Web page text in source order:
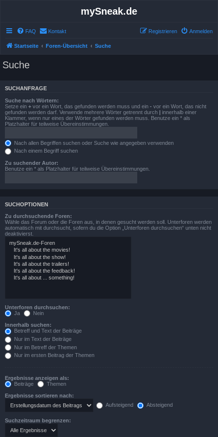
mySneak.de
FAQ Kontakt Anmelden
Registrieren
Startseite Foren-Übersicht Suche
Suche
SUCHANFRAGE
Suche nach Wörtern:
Setze ein + vor ein Wort, das gefunden werden muss und ein - vor ein Wort, das nicht
gefunden werden darf. Verwende mehrere Wörter getrennt durch | innerhalb einer
Klammer, wenn nur eines der Wörter gefunden werden muss. Benutze ein * als
Platzhalter für teilweise Übereinstimmungen.
Nach allen Begriffen suchen oder Suche wie angegeben verwenden
Nach einem Begriff suchen
Zu suchender Autor:
Benutze ein * als Platzhalter für teilweise Übereinstimmungen.
SUCHOPTIONEN
Zu durchsuchende Foren:
Wähle das Forum oder die Foren aus, in denen gesucht werden soll. Unterforen werden
automatisch mit durchsucht, sofern du die Option „Unterforen durchsuchen“ unten nicht
deaktivierst.
Unterforen durchsuchen:
Ja
Nein
Innerhalb suchen:
Betreff und Text der Beiträge
Nur im Text der Beiträge
Nur im Betreff der Themen
Nur im ersten Beitrag der Themen
Ergebnisse anzeigen als:
Beiträge
Themen
Ergebnisse sortieren nach:
Aufsteigend
Absteigend
Suchzeitraum begrenzen: